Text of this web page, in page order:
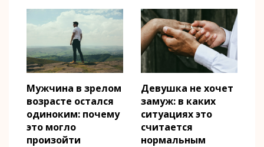
Мужчина в зрелом
возрасте остался
одиноким: почему
это могло
произойти
Девушка не хочет
замуж: в каких
ситуациях это
считается
нормальным